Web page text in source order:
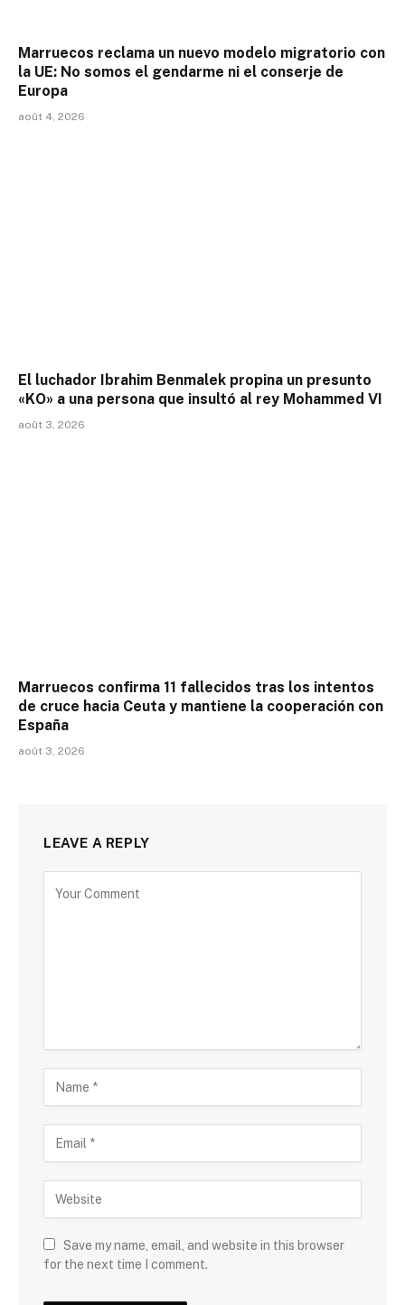
Marruecos reclama un nuevo modelo migratorio con
la UE: No somos el gendarme ni el conserje de
Europa
août 4, 2026
El luchador Ibrahim Benmalek propina un presunto
«KO» a una persona que insultó al rey Mohammed VI
août 3, 2026
Marruecos confirma 11 fallecidos tras los intentos
de cruce hacia Ceuta y mantiene la cooperación con
España
août 3, 2026
LEAVE A REPLY
Save my name, email, and website in this browser
for the next time I comment.